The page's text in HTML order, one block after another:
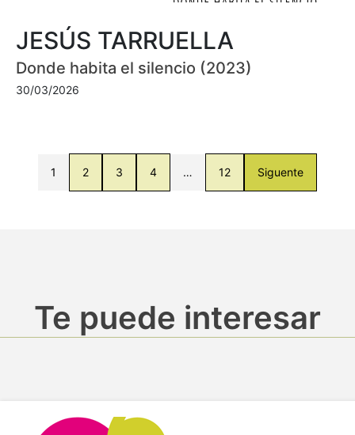
JESÚS TARRUELLA
Donde habita el silencio (2023)
30/03/2026
1 2 3 4 … 12 Siguente
Te puede interesar